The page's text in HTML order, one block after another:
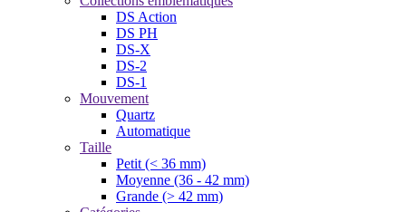
DS Action
DS PH
DS-X
DS-2
DS-1
Mouvement
Quartz
Automatique
Taille
Petit (< 36 mm)
Moyenne (36 - 42 mm)
Grande (> 42 mm)